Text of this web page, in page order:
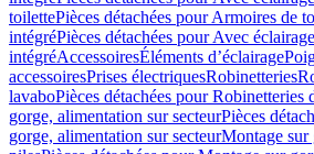
toilettePièces détachées pour Armoires de
intégréPièces détachées pour Avec éclairage
intégréAccessoiresÉléments d’éclairage
accessoiresPrises électriquesRobinetteries
lavaboPièces détachées pour Robinetteries
gorge, alimentation sur secteurPièces
gorge, alimentation sur secteurMontage sur